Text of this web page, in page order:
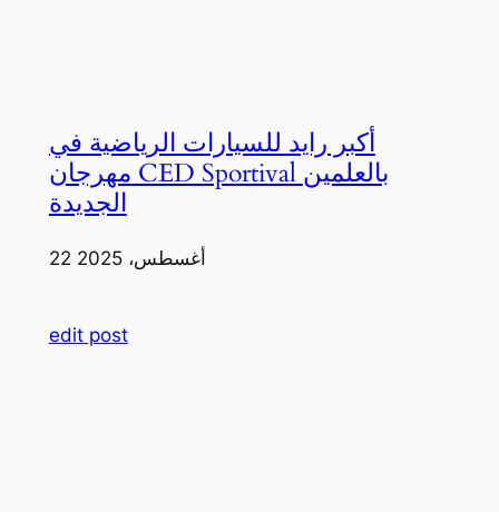
أكبر رايد للسيارات الرياضية في
مهرجان CED Sportival بالعلمين
الجديدة
22 أغسطس، 2025
edit post